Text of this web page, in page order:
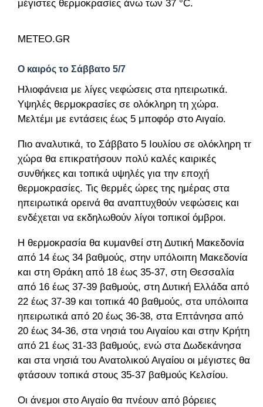
μέγιστες θερμοκρασίες άνω των 37 °C.
METEO.GR
Ο καιρός το Σάββατο 5/7
Ηλιοφάνεια με λίγες νεφώσεις στα ηπειρωτικά.
Υψηλές θερμοκρασίες σε ολόκληρη τη χώρα.
Μελτέμι με εντάσεις έως 5 μποφόρ στο Αιγαίο.
Πιο αναλυτικά, το Σάββατο 5 Ιουλίου σε ολόκληρη τη
χώρα θα επικρατήσουν πολύ καλές καιρικές
συνθήκες και τοπικά υψηλές για την εποχή
θερμοκρασίες. Τις θερμές ώρες της ημέρας στα
ηπειρωτικά ορεινά θα αναπτυχθούν νεφώσεις και
ενδέχεται να εκδηλωθούν λίγοι τοπικοί όμβροι.
Η θερμοκρασία θα κυμανθεί στη Δυτική Μακεδονία
από 14 έως 34 βαθμούς, στην υπόλοιπη Μακεδονία
και στη Θράκη από 18 έως 35-37, στη Θεσσαλία
από 16 έως 37-39 βαθμούς, στη Δυτική Ελλάδα από
22 έως 37-39 και τοπικά 40 βαθμούς, στα υπόλοιπα
ηπειρωτικά από 20 έως 36-38, στα Επτάνησα από
20 έως 34-36, στα νησιά του Αιγαίου και στην Κρήτη
από 21 έως 31-33 βαθμούς, ενώ στα Δωδεκάνησα
και στα νησιά του Ανατολικού Αιγαίου οι μέγιστες θα
φτάσουν τοπικά στους 35-37 βαθμούς Κελσίου.
Οι άνεμοι στο Αιγαίο θα πνέουν από βόρειες